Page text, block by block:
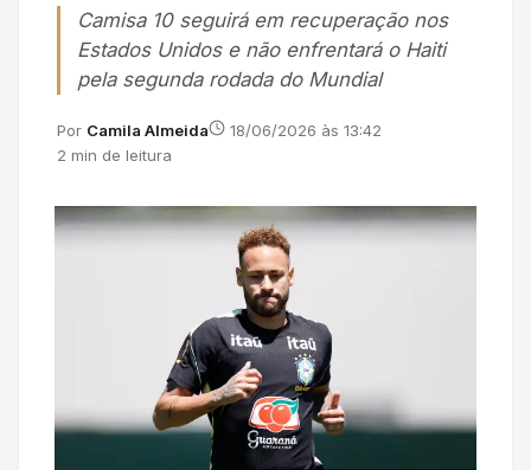
Camisa 10 seguirá em recuperação nos
Estados Unidos e não enfrentará o Haiti
pela segunda rodada do Mundial
Por Camila Almeida
18/06/2026 às 13:42
2 min de leitura